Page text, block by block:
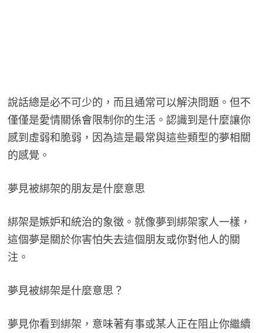
說話總是必不可少的，而且通常可以解決問題。但不
僅僅是愛情關係會限制你的生活。認識到是什麼讓你
感到虛弱和脆弱，因為這是最常與這些類型的夢相關
的感覺。
夢見被綁架的朋友是什麼意思
綁架是嫉妒和統治的象徵。就像夢到綁架家人一樣，
這個夢是關於你害怕失去這個朋友或你對他人的關
注。
夢見被綁架是什麼意思？
夢見你看到綁架，意味著有事或某人正在阻止你繼續